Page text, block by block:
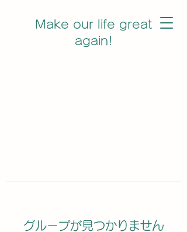
Make our life great
again!
グループが見つかりません